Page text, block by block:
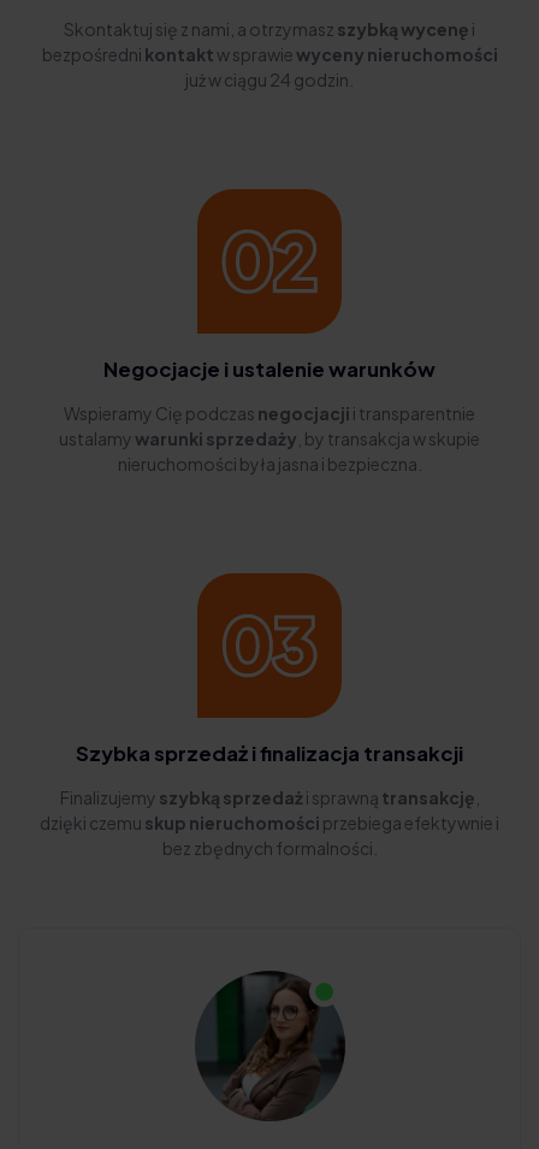
Skontaktuj się z nami, a otrzymasz szybką wycenę i
bezpośredni kontaktw sprawiewyceny nieruchomości
już w ciągu 24 godzin.
Negocjacje i ustalenie warunków
Wspieramy Cię podczas negocjacji i transparentnie
ustalamywarunki sprzedaży , by transakcja w skupie
nieruchomości była jasna i bezpieczna.
Szybka sprzedaż i finalizacja transakcji
Finalizujemy szybką sprzedaż i sprawną transakcję
dzięki czemu skup nieruchomości przebiega efektywnie i
bez zbędnych formalności.